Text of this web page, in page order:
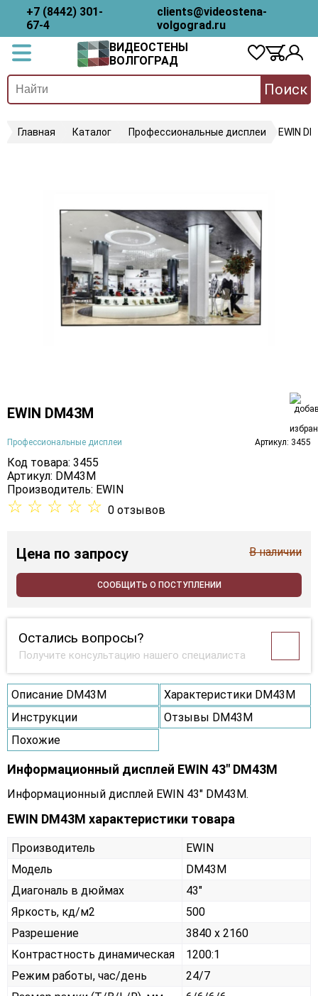
+7 (8442) 301-
67-4
clients@videostena-
volgograd.ru
ВИДЕОСТЕНЫ
ВОЛГОГРАД
Поиск
Главная Каталог Профессиональные дисплеи EWIN
EWIN DM43M
Профессиональные дисплеи Артикул: 3455
Код товара: 3455
Артикул: DM43M
Производитель: EWIN
☆ ☆ ☆ ☆ ☆ 0 отзывов
Цена по запросу В наличии
СООБЩИТЬ О ПОСТУПЛЕНИИ
Остались вопросы?
Получите консультацию нашего специалиста
Описание DM43M
Характеристики DM43M
Инструкции
Отзывы DM43M
Похожие
Информационный дисплей EWIN 43" DM43M
Информационный дисплей EWIN 43" DM43M.
EWIN DM43M характеристики товара
Производитель
EWIN
Модель
DM43M
Диагональ в дюймах
43"
Яркость, кд/м2
500
Разрешение
3840 x 2160
Контрастность динамическая
1200:1
Режим работы, час/день
24/7